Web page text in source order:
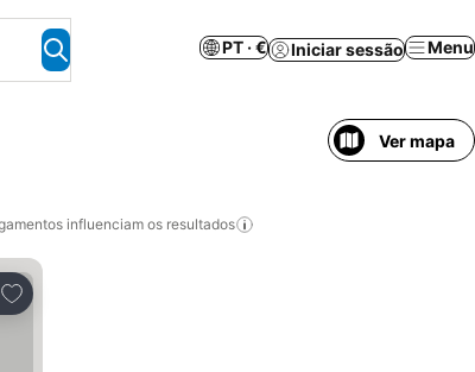
PT · € Iniciar sessão Menu
Ver mapa
influenciam os resultados
Adicionar aos favoritos